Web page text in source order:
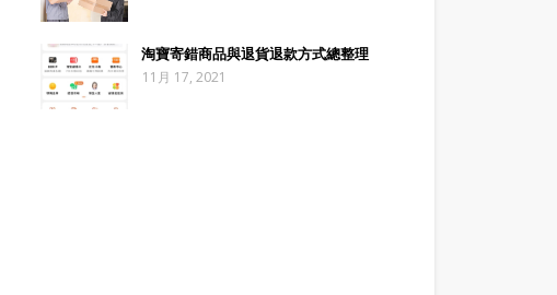
淘寶寄錯商品與退貨退款方式總整理
11月 17, 2021